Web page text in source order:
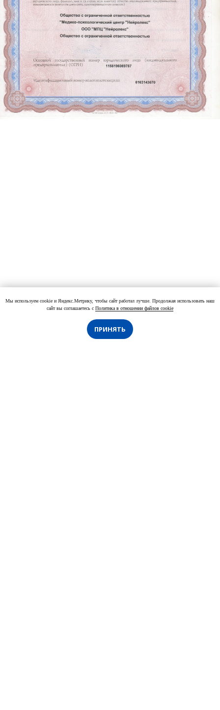
Мы используем cookie и Яндекс.Метрику, чтобы сайт работал лучше. Продолжая использовать наш
сайт вы соглашаетесь с Политика в отношении файлов cookie
ПРИНЯТЬ